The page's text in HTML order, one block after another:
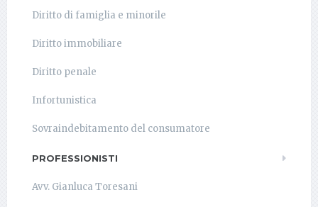
Diritto di famiglia e minorile
Diritto immobiliare
Diritto penale
Infortunistica
Sovraindebitamento del consumatore
PROFESSIONISTI
Avv. Gianluca Toresani